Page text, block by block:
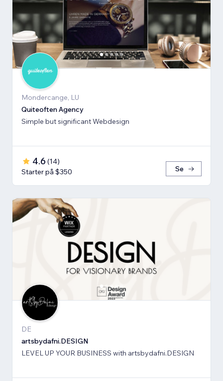
Mondercange, LU
Quiteoften Agency
Simple but significant Webdesign
4.6 (14)
Starter på $350
Se
DE
artsbydafni.DESIGN
LEVEL UP YOUR BUSINESS with artsbydafni.DESIGN